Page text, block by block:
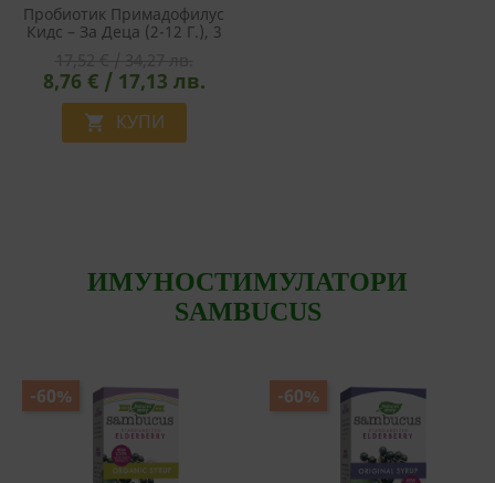
Пробиотик Примадофилус
Кидс – За Деца (2-12 Г.), 3
Таблетки С Вкус На
Портокал
8,76 € / 17,13 лв.
 КУПИ
ИМУНОСТИМУЛАТОРИ
SAMBUCUS
-60% -60%